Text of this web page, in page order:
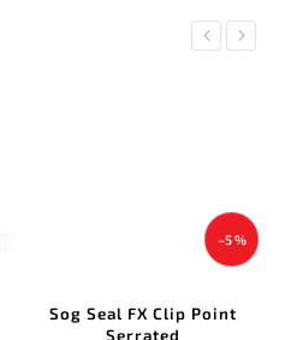
Previous
–5 %
Sog Seal FX Clip Point
Serrated
Next